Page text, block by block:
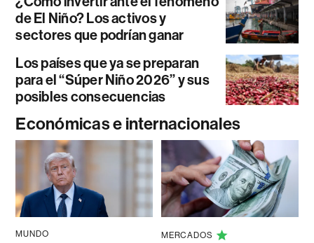
de El Niño? Los activos y
sectores que podrían ganar
Los países que ya se preparan
para el “Súper Niño 2026” y sus
posibles consecuencias
Económicas e internacionales
MUNDO MERCADOS